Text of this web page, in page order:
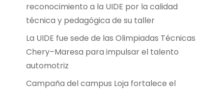
reconocimiento a la UIDE por la calidad
técnica y pedagógica de su taller
La UIDE fue sede de las Olimpiadas Técnicas
Chery–Maresa para impulsar el talento
automotriz
Campaña del campus Loja fortalece el